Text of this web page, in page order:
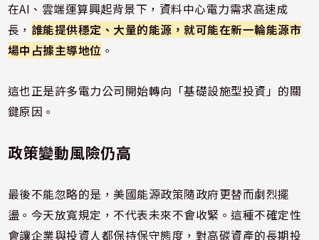
在AI、雲端運算興起背景下，資料中心電力需求高速成
長， 誰能提供穩定、大量的能源，就可能在新一輪能源市
場中占據主導地位 。
這也正是許多電力公司開始轉向「基礎設施型投資」的關
鍵原因。
政策變動風險仍高
最後不能忽略的是，美國能源政策隨政府更替而劇烈擺
盪。今天放寬規定，不代表未來不會收緊。這種不確定性
會讓企業與投資人都保持保守態度，對高碳資產的長期投